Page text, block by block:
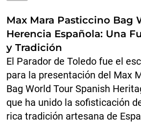
Max Mara Pasticcino Bag
Herencia Española: Una
y Tradición
El Parador de Toledo fue el
para la presentación del Max
Bag World Tour Spanish
que ha unido la sofisticación
rica tradición artesana de